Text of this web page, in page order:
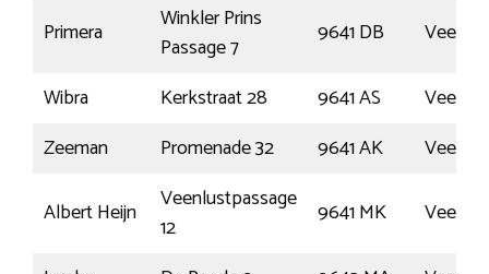
Primera
Winkler Prins
Passage 7
9641 DB
Wibra
Kerkstraat 28 9641 AS
Zeeman
Promenade 32 9641 AK
Albert Heijn
Veenlustpassage
12
9641 MK